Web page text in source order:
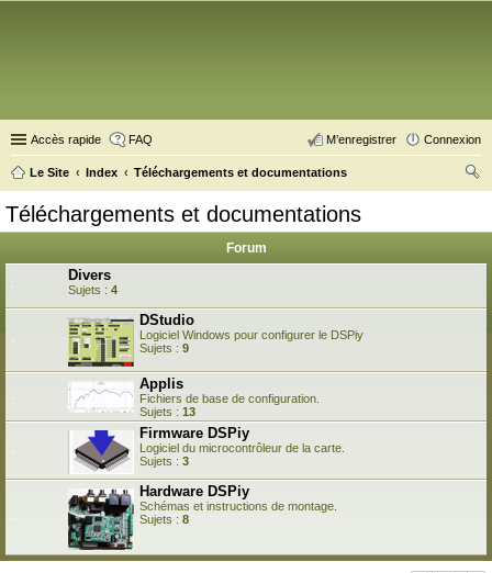
Accès rapide FAQ Connexion
M’enregistrer
Le Site Index
Téléchargements et documentations
Téléchargements et documentations
Forum
Divers
Sujets : 4
DStudio
Logiciel Windows pour configurer le DSPiy
Sujets : 9
Applis
Fichiers de base de configuration.
Sujets : 13
Firmware DSPiy
Logiciel du microcontrôleur de la carte.
Sujets : 3
Hardware DSPiy
Schémas et instructions de montage.
Sujets : 8